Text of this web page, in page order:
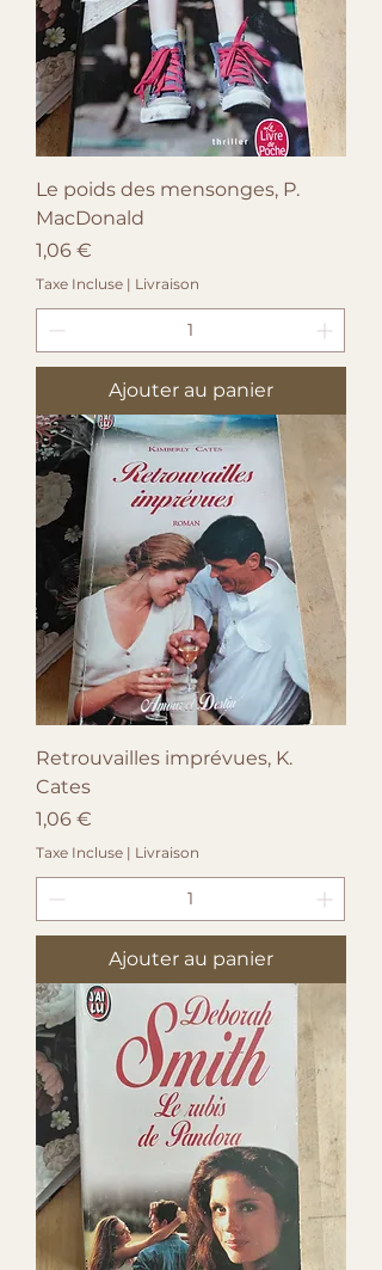
Le poids des mensonges, P.
MacDonald
Prix
1,06 €
Taxe Incluse | Livraison
Ajouter au panier
Retrouvailles imprévues, K.
Cates
Prix
1,06 €
Taxe Incluse | Livraison
Ajouter au panier